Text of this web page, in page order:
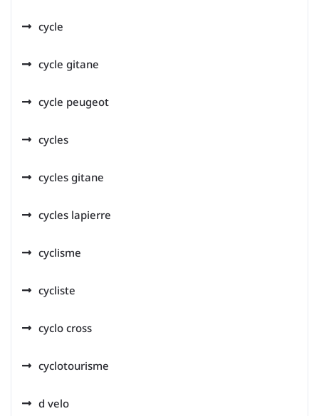
cycle
cycle gitane
cycle peugeot
cycles
cycles gitane
cycles lapierre
cyclisme
cycliste
cyclo cross
cyclotourisme
d velo